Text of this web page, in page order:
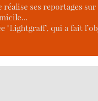
ses reportages
qui a fait